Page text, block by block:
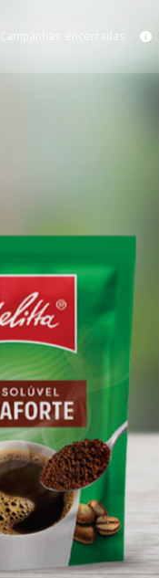
Campanhas encerradas